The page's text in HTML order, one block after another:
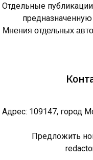
Отдельные
Мнения отдельных
Адрес: 109147, город
Предложить